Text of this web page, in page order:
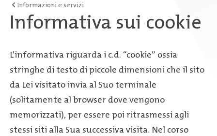
Informazioni e servizi
Informativa sui cookie
L’informativa riguarda i c.d. “cookie” ossia
stringhe di testo di piccole dimensioni che il sito
da Lei visitato invia al Suo terminale
(solitamente al browser dove vengono
memorizzati), per essere poi ritrasmessi agli
stessi siti alla Sua successiva visita. Nel corso